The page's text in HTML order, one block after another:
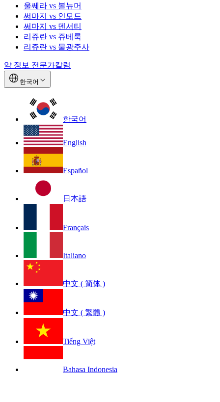
울쎄라 vs 볼뉴머
써마지 vs 인모드
써마지 vs 덴서티
리쥬란 vs 쥬베룩
리쥬란 vs 물광주사
약 정보 전문가칼럼
한국어
한국어
English
Español
日本語
Français
Italiano
中文 ( 简体 )
中文 ( 繁體 )
Tiếng Việt
Bahasa Indonesia